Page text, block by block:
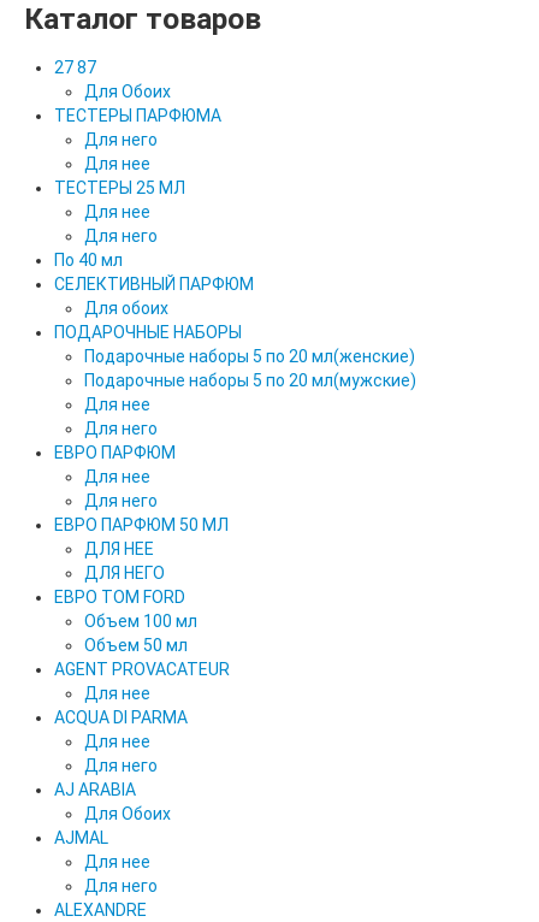
Каталог товаров
27 87
Для Обоих
ТЕСТЕРЫ ПАРФЮМА
Для него
Для нее
ТЕСТЕРЫ 25 МЛ
Для нее
Для него
По 40 мл
СЕЛЕКТИВНЫЙ ПАРФЮМ
Для обоих
ПОДАРОЧНЫЕ НАБОРЫ
Подарочные наборы 5 по 20 мл(женские)
Подарочные наборы 5 по 20 мл(мужские)
Для нее
Для него
ЕВРО ПАРФЮМ
Для нее
Для него
ЕВРО ПАРФЮМ 50 МЛ
ДЛЯ НЕЕ
ДЛЯ НЕГО
ЕВРО TOM FORD
Объем 100 мл
Объем 50 мл
AGENT PROVACATEUR
Для нее
ACQUA DI PARMA
Для нее
Для него
AJ ARABIA
Для Обоих
AJMAL
Для нее
Для него
ALEXANDRE